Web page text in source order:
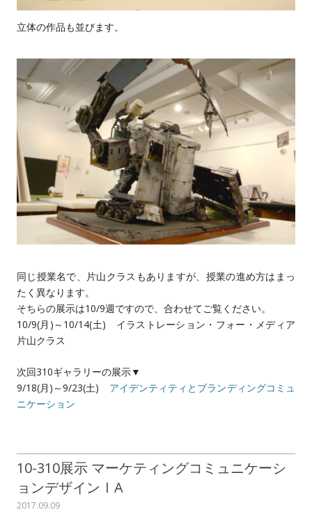
立体の作品も並びます。
同じ授業名で、片山クラスもありますが、授業の進め方はまっ
たく異なります。
そちらの展示は10/9週ですので、合わせてご覧ください。
10/9(月)～10/14(土) イラストレーション・フォー・メディア
片山クラス
次回310ギャラリーの展示▼
9/18(月)～9/23(土) アイデンティティとブランディングコミュ
ニケーション
10-310展示 マーケティングコミュニケーシ
ョンデザインⅠA
2017.09.09